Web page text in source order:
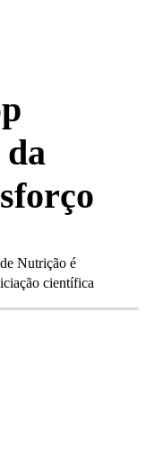
Nutrição é
científica